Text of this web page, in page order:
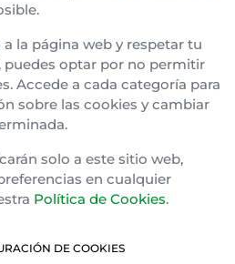
a la página web y respetar tu
puedes optar por no permitir
Accede a cada categoría para
sobre las cookies y cambiar
solo a este sitio web,
en cualquier
Política de Cookies.
DE COOKIES